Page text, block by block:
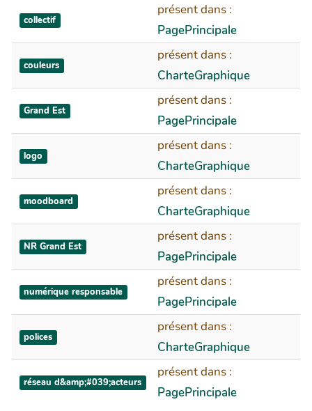
collectif
présent dans :
PagePrincipale
couleurs
présent dans :
CharteGraphique
Grand Est
présent dans :
PagePrincipale
logo
présent dans :
CharteGraphique
moodboard
présent dans :
CharteGraphique
NR Grand Est
présent dans :
PagePrincipale
numérique responsable
présent dans :
PagePrincipale
polices
présent dans :
CharteGraphique
réseau d&amp;#039;acteurs
présent dans :
PagePrincipale